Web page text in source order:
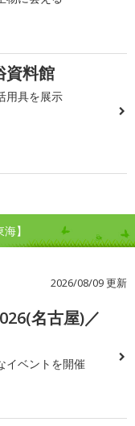
資料館
用具を展示
】
2026/08/09 更新
名古屋)／
イベントを開催